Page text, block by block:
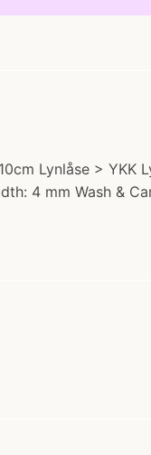
Lynlåse > YKK
4 mm Wash &